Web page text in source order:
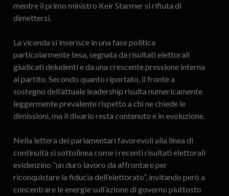
mentre il primo ministro Keir Starmer si rifiuta di
dimettersi.
La vicenda si inserisce in una fase politica
particolarmente tesa, segnata da risultati elettorali
giudicati deludenti e da una crescente pressione interna
al partito. Secondo quanto riportato, il fronte a
sostegno dell’attuale leadership risulta numericamente
leggermente prevalente rispetto a chi ne chiede le
dimissioni, ma il divario resta contenuto e in evoluzione.
Nella lettera dei parlamentari favorevoli alla linea di
continuità si sottolinea come i recenti risultati elettorali
evidenzino “un duro lavoro da affrontare per
riconquistare la fiducia dell’elettorato”, invitando però a
concentrare le energie sull’azione di governo piuttosto